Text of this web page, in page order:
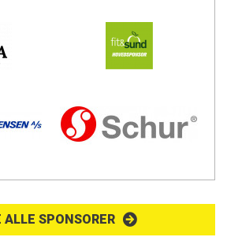
ALLE SPONSORER